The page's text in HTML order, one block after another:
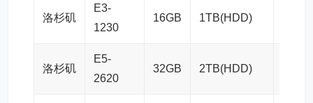
洛杉矶
E3-
1230
16GB 1TB(HDD)
洛杉矶
E5-
2620
32GB 2TB(HDD)